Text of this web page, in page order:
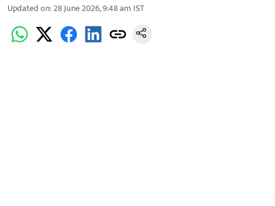
Updated on:28 June 2026, 9:48 am IST